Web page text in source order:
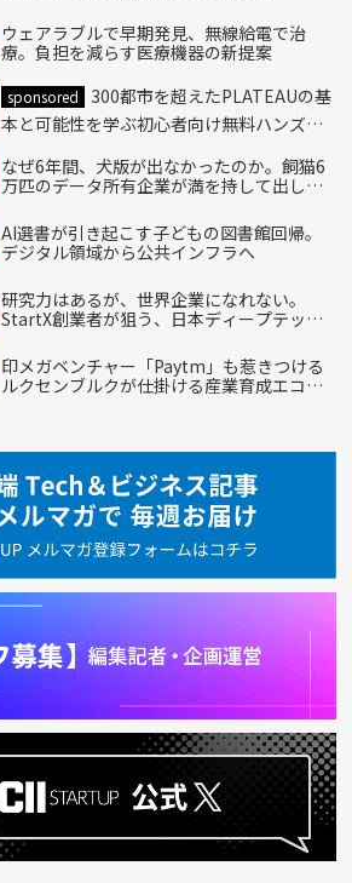
ウェアラブルで早期発見、無線給電で治
療。負担を減らす医療機器の新提案
sponsored
300都市を超えたPLATEAUの基
本と可能性を学ぶ初心者向け無料ハンズオ
なぜ6年間、犬版が出なかったのか。飼猫6
万匹のデータ所有企業が満を持して出し
AI選書が引き起こす子どもの図書館回帰。
デジタル領域から公共インフラへ
研究力はあるが、世界企業になれない。
StartX創業者が狙う、日本ディープテック
印メガベンチャー「Paytm」も惹きつける
ルクセンブルクが仕掛ける産業育成エコシ